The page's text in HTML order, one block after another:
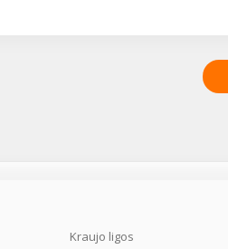
Kraujo ligos